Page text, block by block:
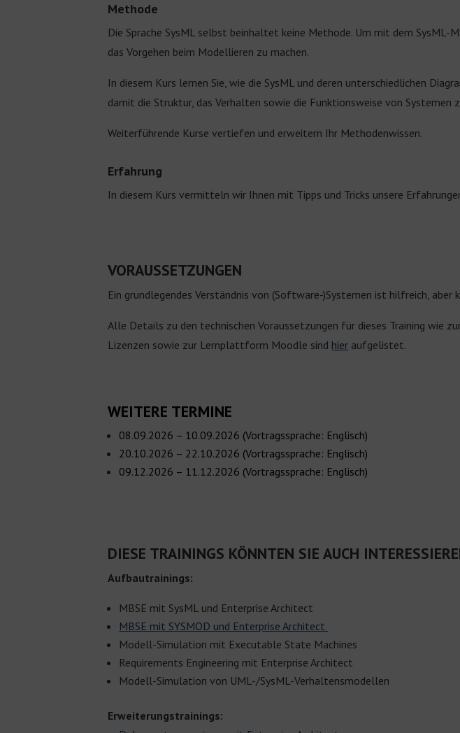
Methode
Die Sprache SysML selbst beinhaltet keine Methode. Um mit dem
das Vorgehen beim Modellieren zu machen.
In diesem Kurs lernen Sie, wie die SysML und deren unterschiedlichen
damit die Struktur, das Verhalten sowie die Funktionsweise von Systemen
Weiterführende Kurse vertiefen und erweitern Ihr Methodenwissen.
Erfahrung
In diesem Kurs vermitteln wir Ihnen mit Tipps und Tricks unsere
VORAUSSETZUNGEN
Ein grundlegendes Verständnis von (Software-)Systemen ist hilfreich, aber
Alle Details zu den technischen Voraussetzungen für dieses Training wie
Lizenzen sowie zur Lernplattform Moodle sind hier aufgelistet.
WEITERE TERMINE
08.09.2026 – 10.09.2026 (Vortragssprache: Englisch)
20.10.2026 – 22.10.2026 (Vortragssprache: Englisch)
09.12.2026 – 11.12.2026 (Vortragssprache: Englisch)
DIESE TRAININGS KÖNNTEN SIE AUCH
Aufbautrainings:
MBSE mit SysML und Enterprise Architect
MBSE mit SYSMOD und Enterprise Architect
Modell-Simulation mit Executable State Machines
Requirements Engineering mit Enterprise Architect
Modell-Simulation von UML-/SysML-Verhaltensmodellen
Erweiterungstrainings: